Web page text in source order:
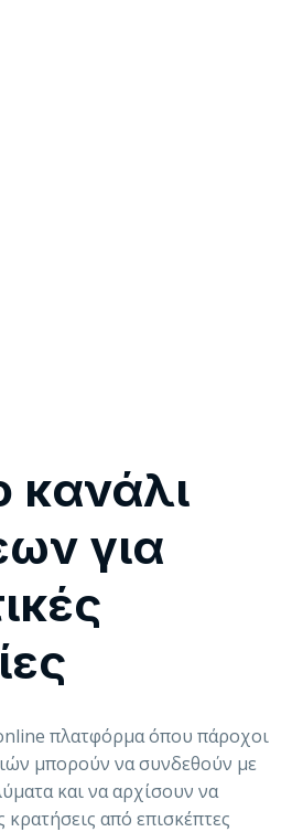
κανάλι
για
πλατφόρμα όπου πάροχοι
μπορούν να συνδεθούν με
και να αρχίσουν να
από επισκέπτες